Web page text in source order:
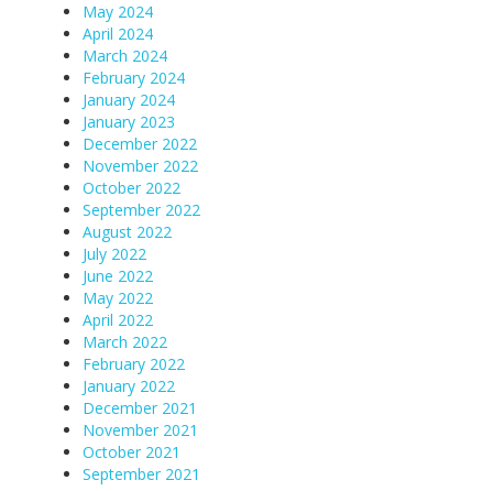
May 2024
April 2024
March 2024
February 2024
January 2024
January 2023
December 2022
November 2022
October 2022
September 2022
August 2022
July 2022
June 2022
May 2022
April 2022
March 2022
February 2022
January 2022
December 2021
November 2021
October 2021
September 2021